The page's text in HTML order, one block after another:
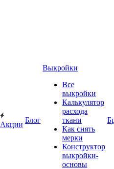
Акции
Блог
Выкройки
Все
выкройки
Калькулятор
расхода
ткани
Как снять
мерки
Конструктор
выкройки-
основы